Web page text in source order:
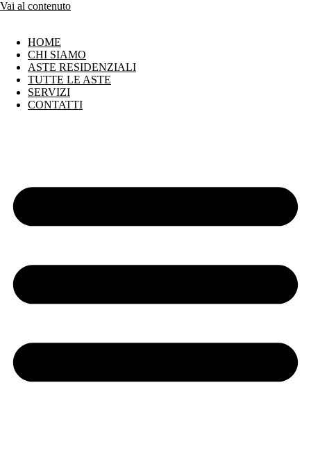
Vai al contenuto
HOME
CHI SIAMO
ASTE RESIDENZIALI
TUTTE LE ASTE
SERVIZI
CONTATTI